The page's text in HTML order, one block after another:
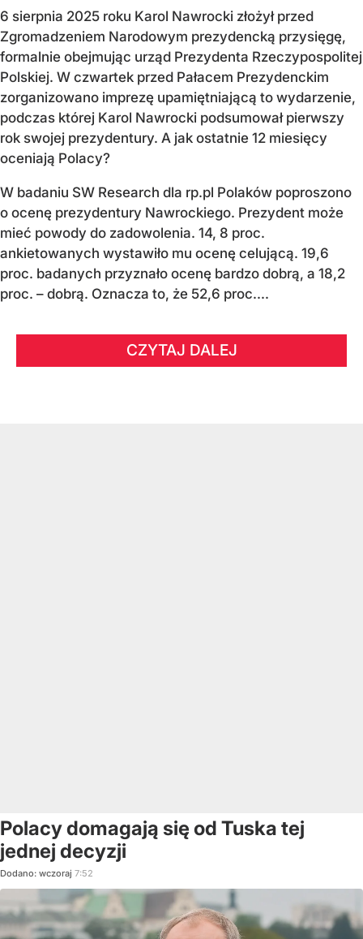
6 sierpnia 2025 roku Karol Nawrocki złożył przed
Zgromadzeniem Narodowym prezydencką przysięgę,
formalnie obejmując urząd Prezydenta Rzeczypospolitej
Polskiej. W czwartek przed Pałacem Prezydenckim
zorganizowano imprezę upamiętniającą to wydarzenie,
podczas której Karol Nawrocki podsumował pierwszy
rok swojej prezydentury. A jak ostatnie 12 miesięcy
oceniają Polacy?
W badaniu SW Research dla rp.pl Polaków poproszono
o ocenę prezydentury Nawrockiego. Prezydent może
mieć powody do zadowolenia. 14, 8 proc.
ankietowanych wystawiło mu ocenę celującą. 19,6
proc. badanych przyznało ocenę bardzo dobrą, a 18,2
proc. – dobrą. Oznacza to, że 52,6 proc....
CZYTAJ DALEJ
Polacy domagają się od Tuska tej
jednej decyzji
Dodano: wczoraj 7:52